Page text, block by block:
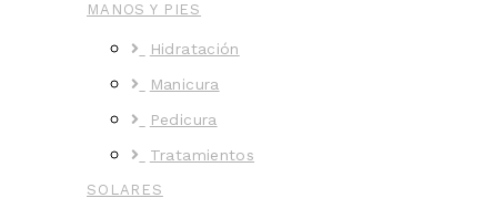
MANOS Y PIES
Hidratación
Manicura
Pedicura
Tratamientos
SOLARES